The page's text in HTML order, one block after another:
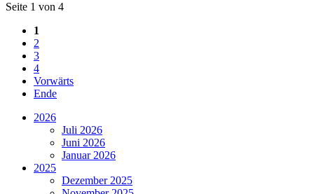
Seite 1 von 4
1
2
3
4
Vorwärts
Ende
2026
Juli 2026
Juni 2026
Januar 2026
2025
Dezember 2025